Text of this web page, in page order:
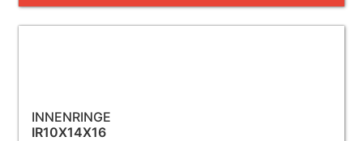
INNENRINGE
IR10X14X16